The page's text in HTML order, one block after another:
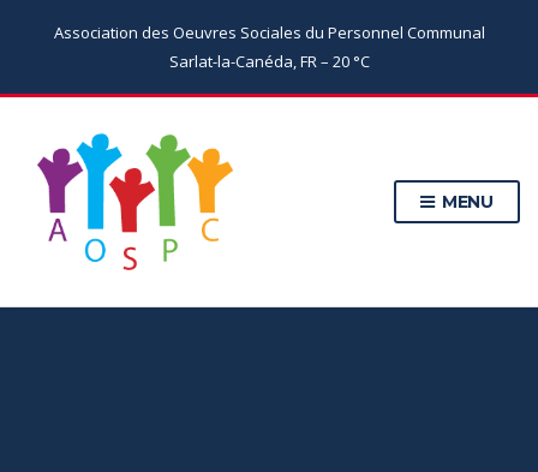
Association des Oeuvres Sociales du Personnel Communal
Sarlat-la-Canéda, FR– 20 C
MENU